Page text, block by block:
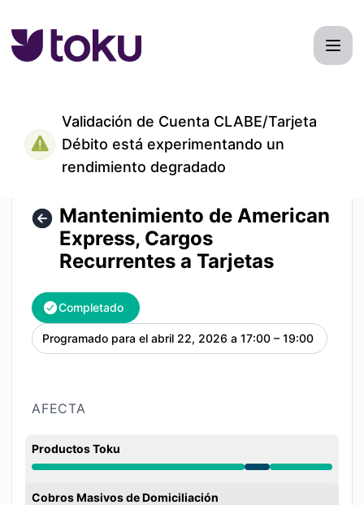
Validación de Cuenta CLABE/Tarjeta
Débito está experimentando un
rendimiento degradado
Mantenimiento de American
Express, Cargos
Recurrentes a Tarjetas
Completado
Programado para el abril 22, 2026 a 17:00 – 19:00 UTC
AFECTA
Productos Toku
Mantenimiento de 5:00 PM a 7:00 PM
Cobros Masivos de Domiciliación